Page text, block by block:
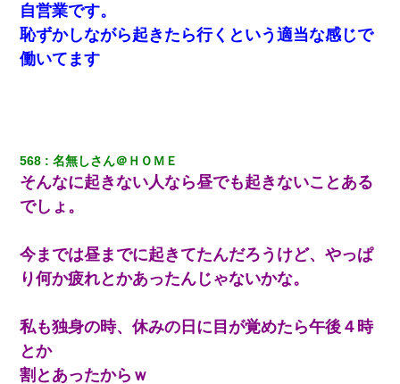
自営業です。
恥ずかしながら起きたら行くという適当な感じで
働いてます
568 名無しさん＠ＨＯＭＥ
そんなに起きない人なら昼でも起きないことある
でしょ。
今までは昼までに起きてたんだろうけど、やっぱ
り何か疲れとかあったんじゃないかな。
私も独身の時、休みの日に目が覚めたら午後４時
とか
割とあったからｗ